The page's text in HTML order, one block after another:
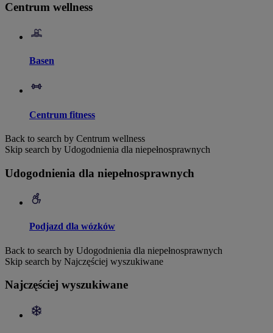
Centrum wellness
Basen
Centrum fitness
Back to search by Centrum wellness
Skip search by Udogodnienia dla niepełnosprawnych
Udogodnienia dla niepełnosprawnych
Podjazd dla wózków
Back to search by Udogodnienia dla niepełnosprawnych
Skip search by Najczęściej wyszukiwane
Najczęściej wyszukiwane